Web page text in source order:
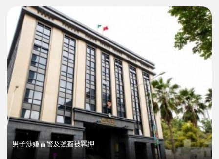
男子涉嫌冒警及強姦被羈押